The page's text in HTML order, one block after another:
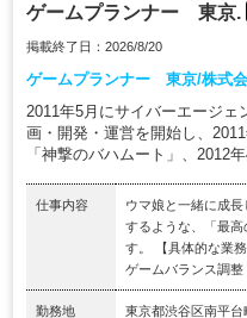
ゲームプランナー 東京.
掲載終了日：2026/8/20
ゲームプランナー 東京/株式
2011年5月にサイバーエージ
画・開発・運営を開始し、
「神撃のバハムート」、2012
仕事内容
ウマ娘と一緒に成
するような、「最
す。 【具体的な業
ゲームバランス調整
勤務地
東京都渋谷区南平